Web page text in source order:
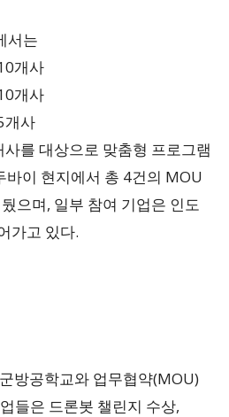
서는
개사
개사
개사
를 대상으로 맞춤형 프로그램
바이 현지에서 총 4건의 MOU
으며, 일부 참여 기업은 인도
가고 있다.
방공학교와 업무협약(MOU)
들은 드론봇 챌린지 수상,